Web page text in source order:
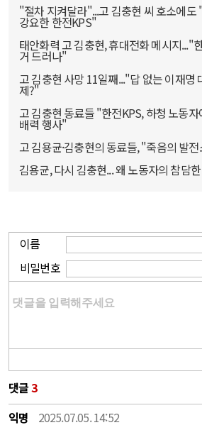
"절차 지켜달라"...고 김충현 씨 호소에도
강요한 한전KPS"
태안화력 고 김충현, 휴대전화 메시지..."
거 드러나"
고 김충현 사망 11일째..."답 없는 이재명
제?"
고 김충현 동료들 "한전KPS, 하청 노동
배력 행사"
고 김용균·김충현의 동료들, "죽음의 발
김용균, 다시 김충현... 왜 노동자의 참담
이름
비밀번호
댓글3
익명
2025.07.05. 14:52